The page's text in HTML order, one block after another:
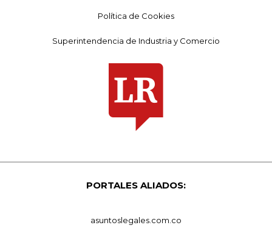
Política de Cookies
Superintendencia de Industria y Comercio
PORTALES ALIADOS:
asuntoslegales.com.co